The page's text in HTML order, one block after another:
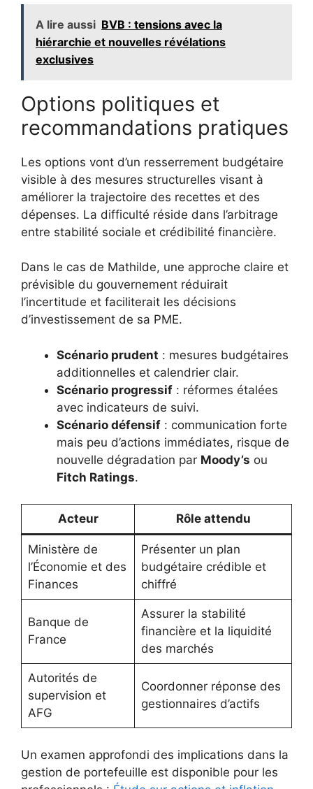
A lire aussi BVB : tensions avec la
hiérarchie et nouvelles révélations
exclusives
Options politiques et
recommandations pratiques
Les options vont d’un resserrement budgétaire
visible à des mesures structurelles visant à
améliorer la trajectoire des recettes et des
dépenses. La difficulté réside dans l’arbitrage
entre stabilité sociale et crédibilité financière.
Dans le cas de Mathilde, une approche claire et
prévisible du gouvernement réduirait
l’incertitude et faciliterait les décisions
d’investissement de sa PME.
Scénario prudent : mesures budgétaires
additionnelles et calendrier clair.
Scénario progressif : réformes étalées
avec indicateurs de suivi.
Scénario défensif : communication forte
mais peu d’actions immédiates, risque de
nouvelle dégradation par Moody’s ou
Fitch Ratings.
Acteur Rôle attendu
Ministère de
l’Économie et des
Finances
Présenter un plan
budgétaire crédible et
chiffré
Banque de
France
Assurer la stabilité
financière et la liquidité
des marchés
Autorités de
supervision et
AFG
Coordonner réponse des
gestionnaires d’actifs
Un examen approfondi des implications dans la
gestion de portefeuille est disponible pour les